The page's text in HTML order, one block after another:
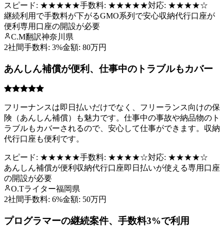
スピード: ★★★★★手数料: ★★★★★対応: ★★★★☆
継続利用で手数料が下がるGMO系列で安心収納代行口座が
便利 専用口座の開設が必要
C.M翻訳神奈川県
2社間手数料: 3%金額: 80万円
あんしん補償が便利、仕事中のトラブルもカバー
フリーナンスは即日払いだけでなく、フリーランス向けの保
険（あんしん補償）も魅力です。仕事中の事故や納品物のト
ラブルもカバーされるので、安心して仕事ができます。収納
代行口座も便利です。
スピード: ★★★★★手数料: ★★★★☆対応: ★★★★☆
あんしん補償が便利 収納代行口座即日払いが使える専用口座
の開設が必要
O.Tライター福岡県
2社間手数料: 6%金額: 50万円
プログラマーの継続案件、手数料3%で利用